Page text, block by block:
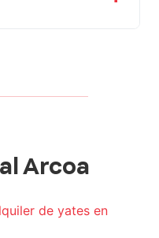
Arcoa
de yates en